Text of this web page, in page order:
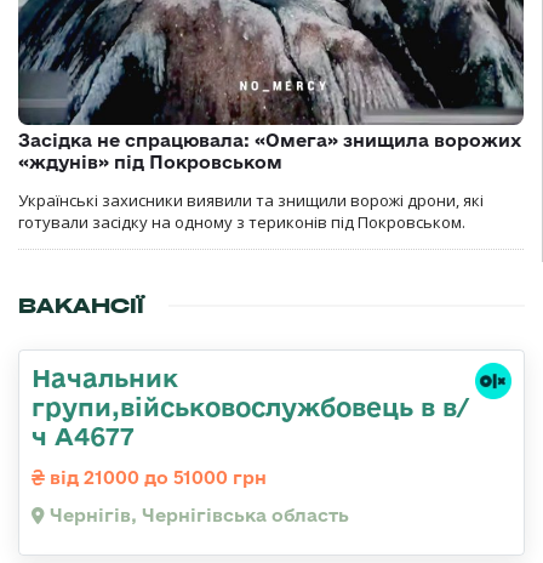
Засідка не спрацювала: «Омега» знищила ворожих
«ждунів» під Покровськом
Українські захисники виявили та знищили ворожі дрони, які
готували засідку на одному з териконів під Покровськом.
ВАКАНСІЇ
Начальник
групи,військовослужбовець в в/
ч А4677
від 21000 до 51000 грн
Чернігів, Чернігівська область